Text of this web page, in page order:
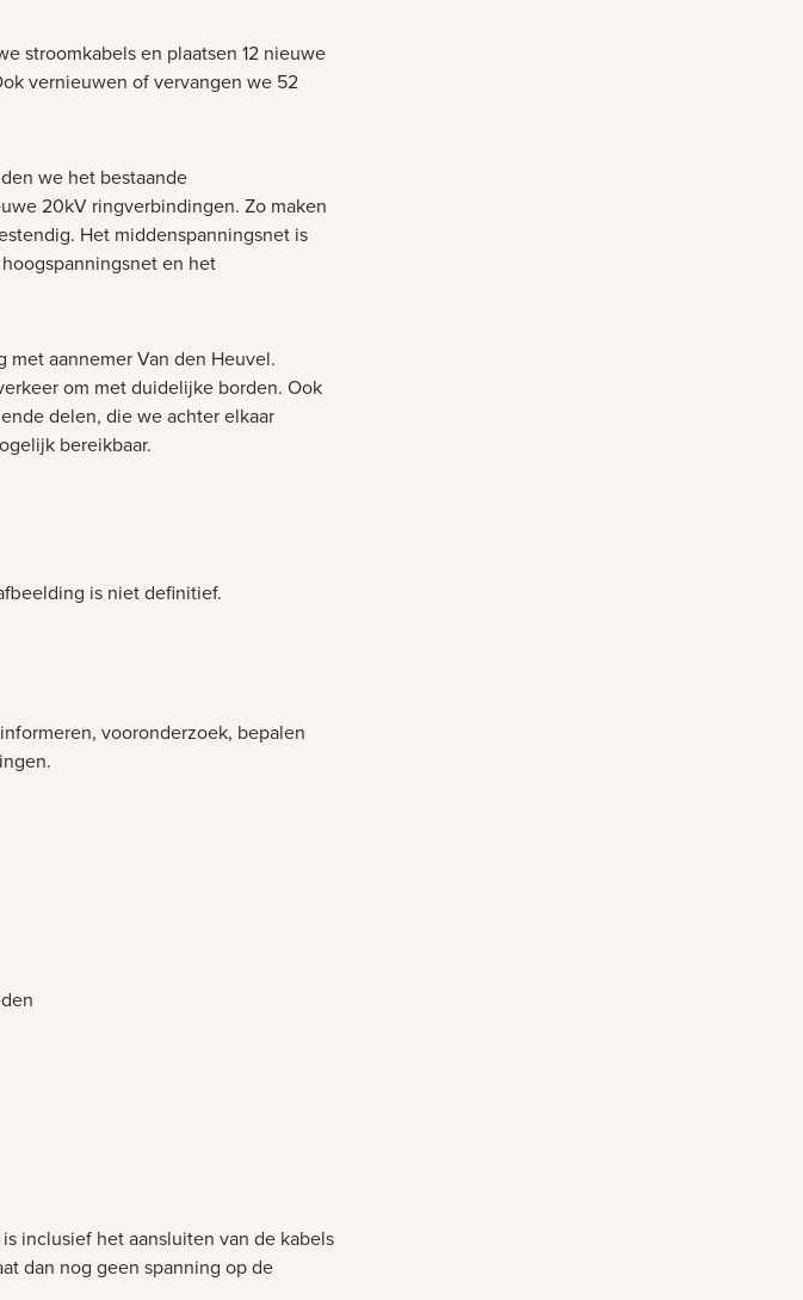
stroomkabels en plaatsen 12 nieuwe
vernieuwen of vervangen we 52
we het bestaande
20kV ringverbindingen. Zo maken
Het middenspanningsnet is
en het
aannemer Van den Heuvel.
om met duidelijke borden. Ook
delen, die we achter elkaar
bereikbaar.
is niet definitief.
vooronderzoek, bepalen
inclusief het aansluiten van de kabels
dan nog geen spanning op de